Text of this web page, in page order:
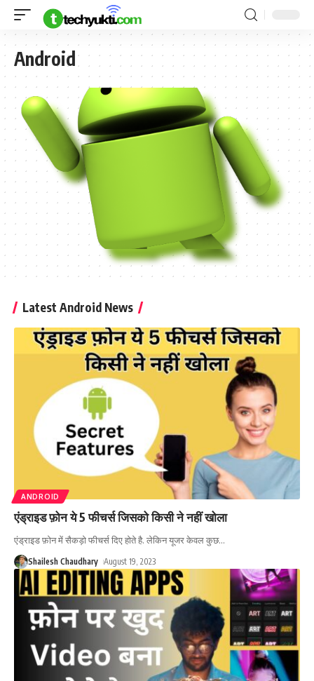
Android
Latest Android News
ANDROID
एंड्राइड फ़ोन ये 5 फीचर्स जिसको किसी ने नहीं खोला
एंड्राइड फ़ोन में सैकड़ो फीचर्स दिए होते है. लेकिन यूजर केवल कुछ…
Shailesh Chaudhary August 19, 2023